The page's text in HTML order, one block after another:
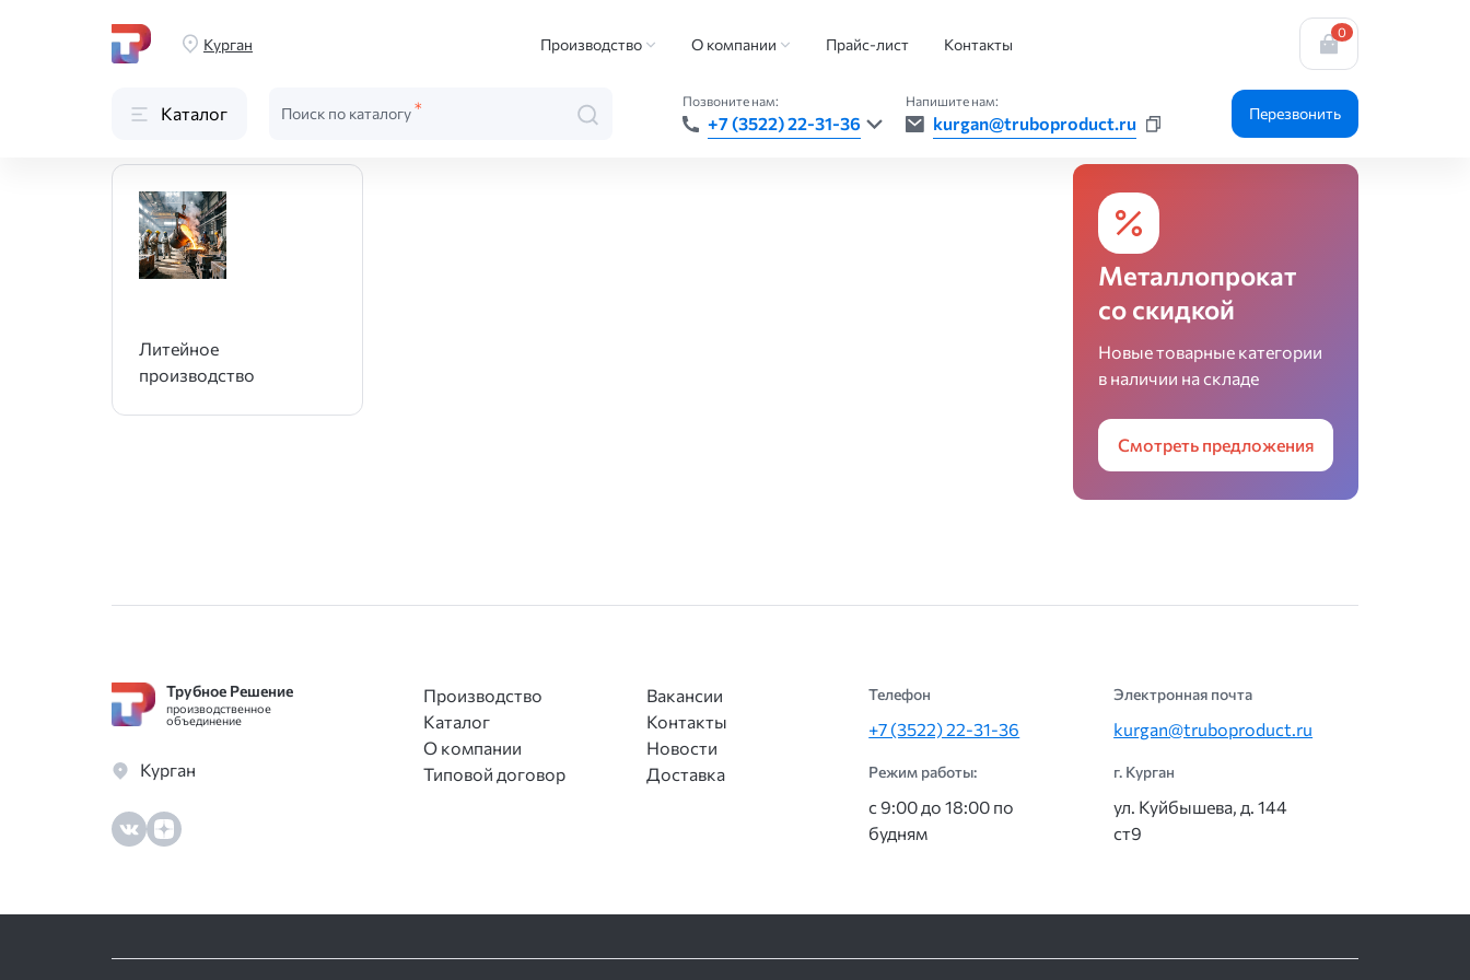
Курган Производство О компании Прайс-лист Контакты
0
Каталог Поиск по каталогу
Позвоните нам:
+7 (3522) 22-31-36
Напишите нам:
kurgan@truboproduct.ru Перезвонить
Главная Производство
Литейное
производство
Металлопрокат
со скидкой
Новые товарные категории
в наличии на складе
Смотреть предложения
Трубное Решение
производственное
объединение
Курган
Производство
Каталог
О компании
Типовой договор
Вакансии
Контакты
Новости
Доставка
Телефон
+7 (3522) 22-31-36
Режим работы:
с 9:00 до 18:00 по
будням
Электронная почта
kurgan@truboproduct.ru
г. Курган
ул. Куйбышева, д. 144
ст9